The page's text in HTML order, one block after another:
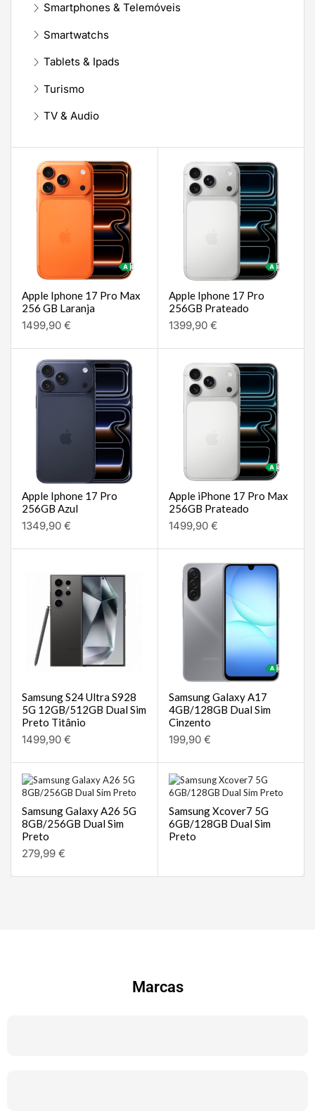
Smartphones & Telemóveis
Smartwatchs
Tablets & Ipads
Turismo
TV & Audio
Apple Iphone 17 Pro Max
256 GB Laranja
1499,90 €
Apple Iphone 17 Pro
256GB Prateado
1399,90 €
Apple Iphone 17 Pro
256GB Azul
1349,90 €
Apple iPhone 17 Pro Max
256GB Prateado
1499,90 €
Samsung S24 Ultra S928
5G 12GB/512GB Dual Sim
Preto Titânio
1499,90 €
Samsung Galaxy A17
4GB/128GB Dual Sim
Cinzento
199,90 €
Samsung Galaxy A26 5G
8GB/256GB Dual Sim
Preto
279,99 €
Samsung Xcover7 5G
6GB/128GB Dual Sim
Preto
Marcas